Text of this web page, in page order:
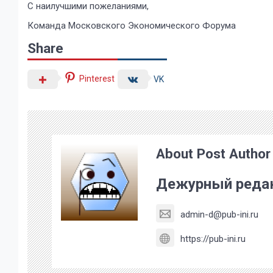
С наилучшими пожеланиями,
Команда Московского Экономического Форума
Share
Pinterest VK
About Post Author
Дежурный
admin-d@pub-ini.ru
https://pub-ini.ru